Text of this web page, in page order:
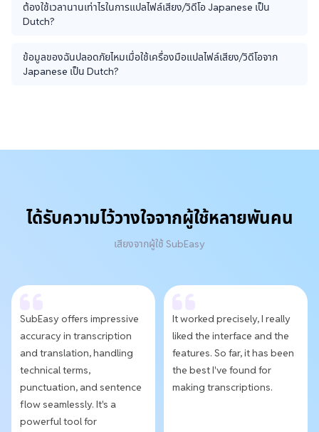
ต้องใช้เวลานานเท่าไรในการแปลไฟล์เสียง/วิดีโอ Japanese เป็น
Dutch?
ข้อมูลของฉันปลอดภัยไหมเมื่อใช้เครื่องมือแปลไฟล์เสียง/วิดีโอจาก
Japanese เป็น Dutch?
ได้รับความไว้วางใจจากผู้ใช้หลายพันคน
เสียงจากผู้ใช้ SubEasy
SubEasy offers impressive
accuracy in transcription
and translation, handling
technical terms,
punctuation, and sentence
flow seamlessly. It's a
powerful tool for
It worked precisely, I really
liked the interface and the
features. So far, it has been
the best I've found for
making transcriptions.